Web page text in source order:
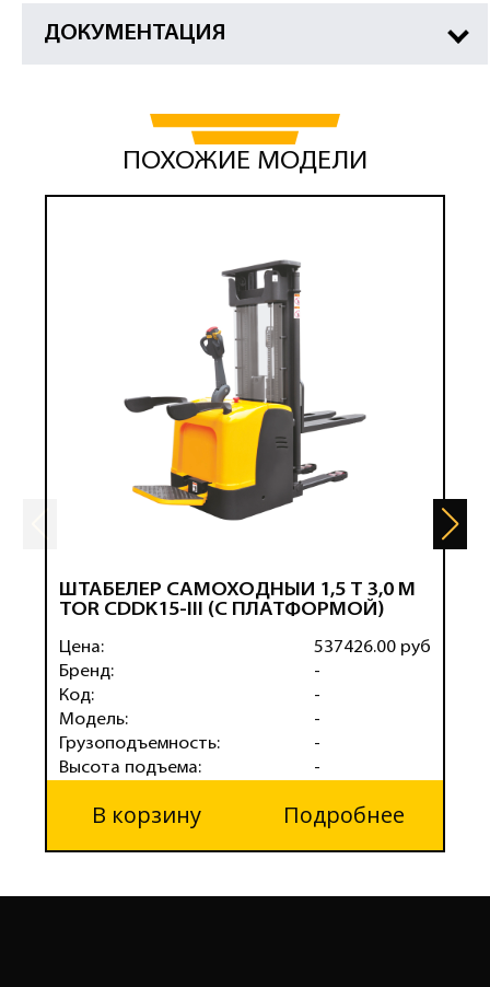
ДОКУМЕНТАЦИЯ
ПОХОЖИЕ МОДЕЛИ
ШТАБЕЛЕР САМОХОДНЫЙ 1,5 Т 3,0 М
TOR CDDK15-III (С ПЛАТФОРМОЙ)
Цена:
Бренд:
Код:
Модель:
Грузоподъемность:
Высота подъема:
537426.00 руб
-
-
-
-
-
В корзину Подробнее